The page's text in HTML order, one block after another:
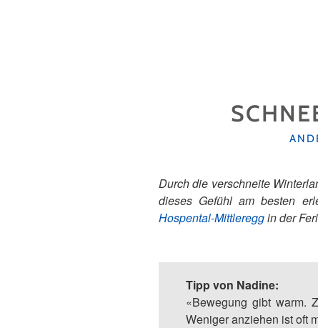
Durch die verschneite
dieses Gefühl am besten
Hospental-Mittlereggin der
Tipp von Nadine:
«Bewegung gibt warm.
Weniger anziehen ist oft